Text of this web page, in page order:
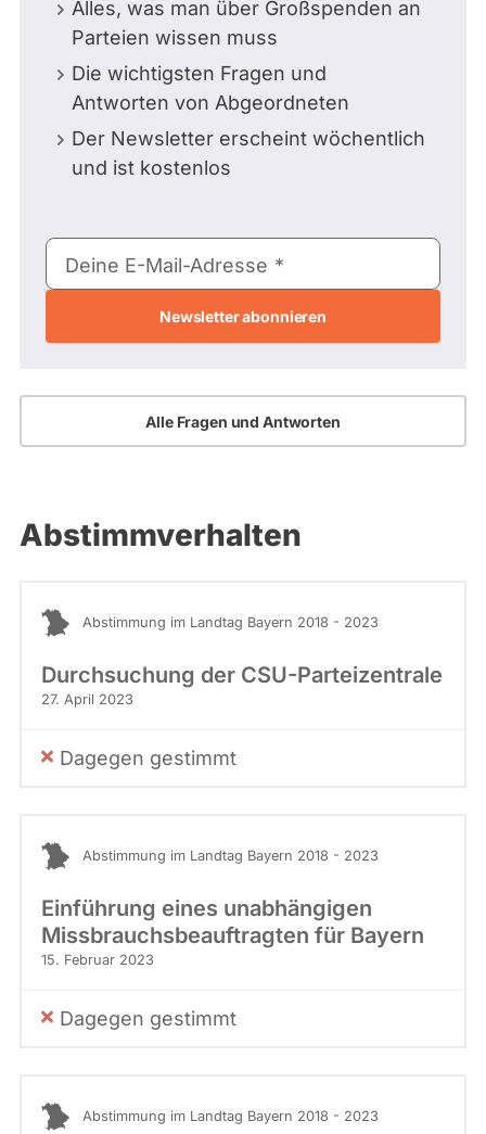
Alles, was man über Großspenden an
Parteien wissen muss
Die wichtigsten Fragen und
Antworten von Abgeordneten
Der Newsletter erscheint wöchentlich
und ist kostenlos
E-
Mail-
Deine E-Mail-Adresse
Alle Fragen und Antworten
Abstimmverhalten
Abstimmung im Landtag Bayern 2018 - 2023
Durchsuchung der CSU-Parteizentrale
27. April 2023
Dagegen gestimmt
Abstimmung im Landtag Bayern 2018 - 2023
Einführung eines unabhängigen
Missbrauchsbeauftragten für Bayern
15. Februar 2023
Dagegen gestimmt
Abstimmung im Landtag Bayern 2018 - 2023